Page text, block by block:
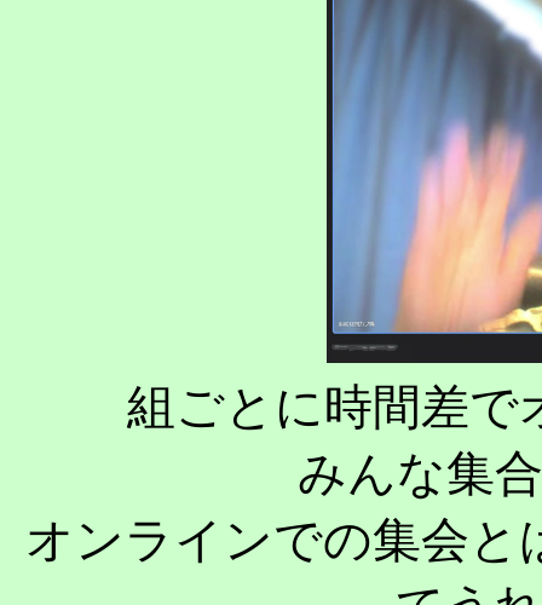
組ごとに時間差で
みんな集
オンラインでの集会